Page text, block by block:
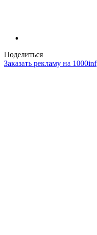
Поделиться
Заказать рекламу на 1000inf